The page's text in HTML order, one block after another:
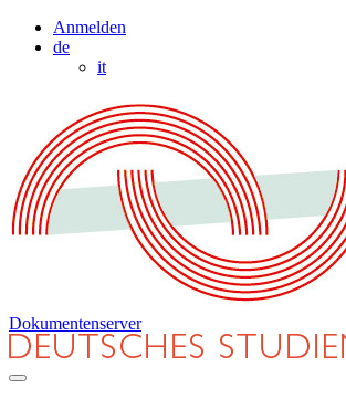
Anmelden
de
it
Dokumentenserver